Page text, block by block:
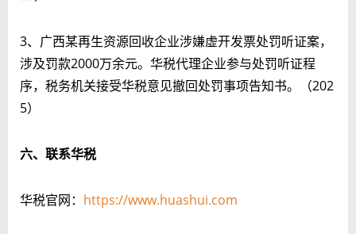
3、广西某再生资源回收企业涉嫌虚开发票处罚听证案，
涉及罚款2000万余元。华税代理企业参与处罚听证程
序，税务机关接受华税意见撤回处罚事项告知书。（202
5）
六、联系华税
华税官网： https://www.huashui.com